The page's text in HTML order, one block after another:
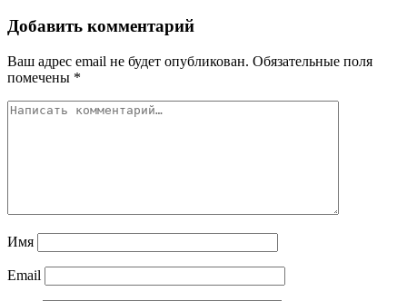
Добавить комментарий
Ваш адрес email не будет опубликован. Обязательные поля
помечены *
Имя
Email